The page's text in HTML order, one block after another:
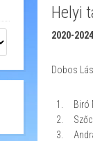
Helyi
2020-2024
Dobos
Biró